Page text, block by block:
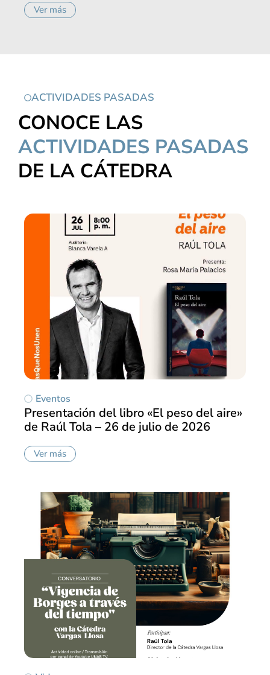
Ver más
ACTIVIDADES PASADAS
CONOCE LAS
ACTIVIDADES PASADAS
DE LA CÁTEDRA
Eventos
Presentación del libro «El peso del aire»
de Raúl Tola – 26 de julio de 2026
Ver más